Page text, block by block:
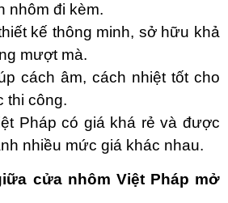
nhôm đi kèm.
kế thông minh, sở hữu khả
mượt mà.
cách âm, cách nhiệt tốt cho
thi công.
Pháp có giá khá rẻ và được
nhiều mức giá khác nhau.
cửa nhôm Việt Pháp mở